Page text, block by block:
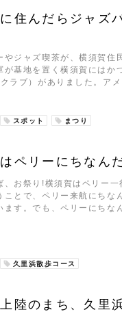
住んだらジャズ
やジャズ喫茶が、横須賀住
が基地を置く横須賀にはか
クラブ）がありました。ア
スポット まつり
ペリーにちなん
、お祭り!横須賀はペリー
ことで、ペリー来航にちな
ます。でも、ペリーにち
久里浜散歩コース
陸のまち、久里